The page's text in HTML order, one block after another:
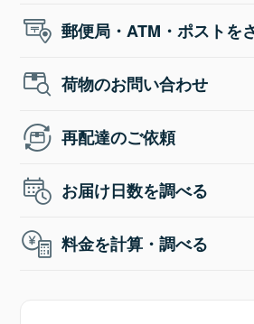
郵便局・ATM・ポストを
荷物のお問い合わせ
再配達のご依頼
お届け日数を調べる
料金を計算・調べる